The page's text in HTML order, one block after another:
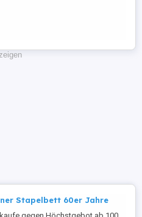
Stapelbett 60er Jahre